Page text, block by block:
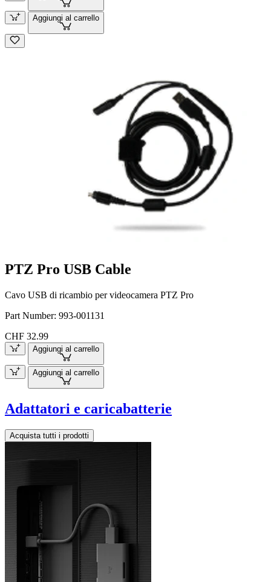
Aggiungi al carrello
PTZ Pro USB Cable
Cavo USB di ricambio per videocamera PTZ Pro
Part Number: 993-001131
CHF 32.99
Aggiungi al carrello
Aggiungi al carrello
Adattatori e caricabatterie
Acquista tutti i prodotti